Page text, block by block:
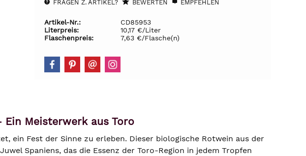
FRAGEN Z. ARTIKEL? BEWERTEN EMPFEHLEN
Artikel-Nr.:
CD85953
Literpreis:
10,17 €/Liter
Flaschenpreis:
7,63 €/Flasche(n)
Ein Meisterwerk aus Toro
ein Fest der Sinne zu erleben. Dieser biologische Rotwein aus der
Spaniens, das die Essenz der Toro-Region in jedem Tropfen